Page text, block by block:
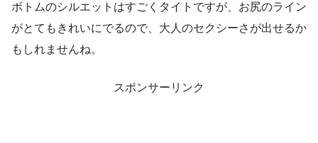
ボトムのシルエットはすごくタイトですが、お尻のライン
がとてもきれいにでるので、大人のセクシーさが出せるか
もしれませんね。
スポンサーリンク